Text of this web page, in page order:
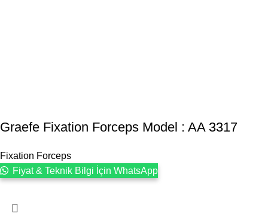
Graefe Fixation Forceps Model : AA 3317
Fixation Forceps
Fiyat & Teknik Bilgi İçin WhatsApp